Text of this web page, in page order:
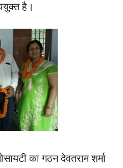
है।
का गठन देवतराम शर्मा